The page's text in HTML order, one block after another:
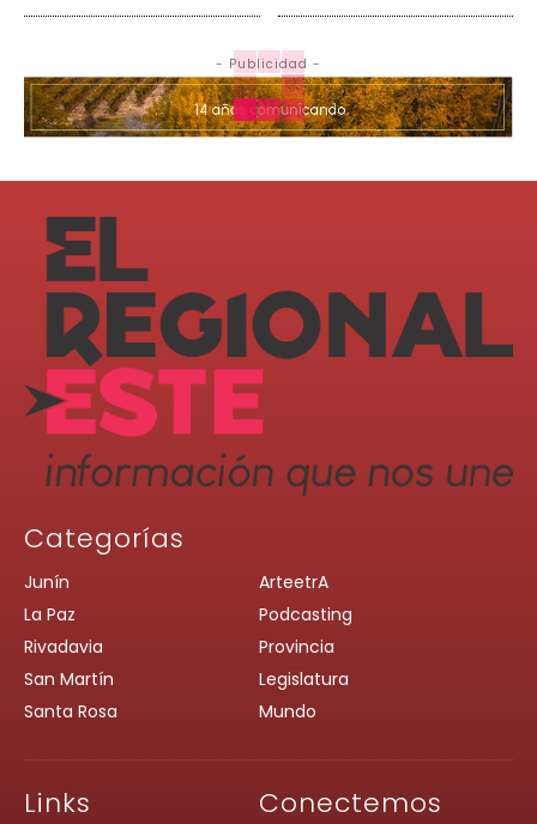
- Publicidad -
Categorías
Junín
La Paz
Rivadavia
San Martín
Santa Rosa
ArteetrA
Podcasting
Provincia
Legislatura
Mundo
Links Conectemos